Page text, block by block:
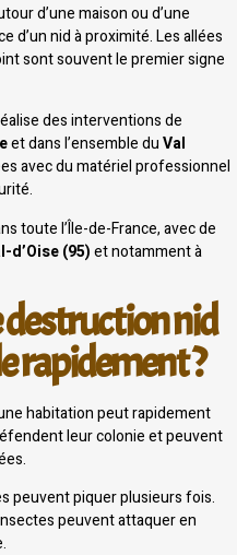
d’une maison ou d’une
d’un nid à proximité. Les allées
sont souvent le premier signe
des interventions de
et dans l’ensemble duVal
avec du matériel professionnel
toute l’Île-de-France, avec de
d’Oise (95)et notamment à
destruction nid
rapidement ?
habitation peut rapidement
leur colonie et peuvent
peuvent piquer plusieurs fois.
peuvent attaquer en